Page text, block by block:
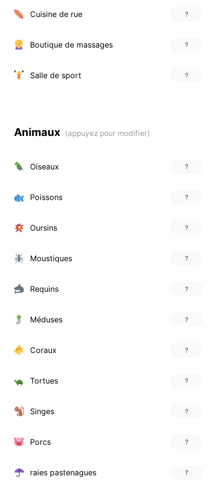
Cuisine de rue ?
Boutique de massages ?
Salle de sport ?
Animaux
Oiseaux ?
Poissons ?
Oursins ?
Moustiques ?
Requins ?
Méduses ?
Coraux ?
Tortues ?
Singes ?
Porcs ?
raies pastenagues ?